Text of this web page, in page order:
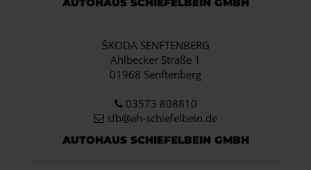
ŠKODA SENFTENBERG
Ahlbecker Straße 1
01968 Senftenberg
03573 808810
sfb@ah-schiefelbein.de
AUTOHAUS SCHIEFELBEIN GMBH